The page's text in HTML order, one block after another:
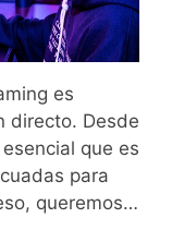
es
directo. Desde
que es
para
queremos…